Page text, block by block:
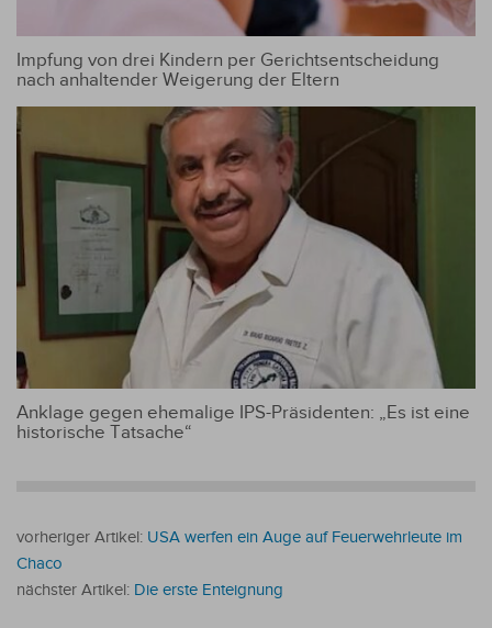
Impfung von drei Kindern per Gerichtsentscheidung
nach anhaltender Weigerung der Eltern
Anklage gegen ehemalige IPS-Präsidenten: „Es ist eine
historische Tatsache“
vorheriger Artikel: USA werfen ein Auge auf Feuerwehrleute im
Chaco
nächster Artikel: Die erste Enteignung